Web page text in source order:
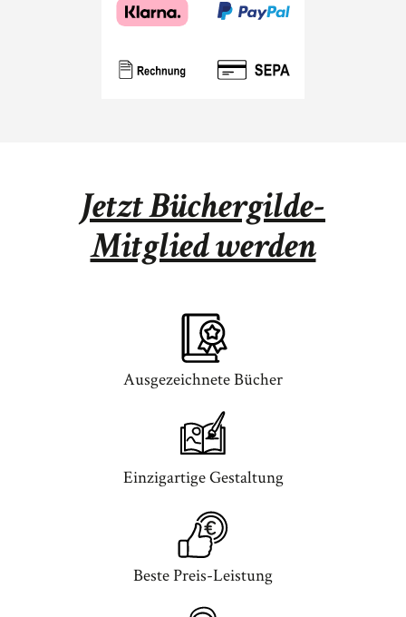
Jetzt Büchergilde-
Mitglied werden
Ausgezeichnete Bücher
Einzigartige Gestaltung
Beste Preis-Leistung